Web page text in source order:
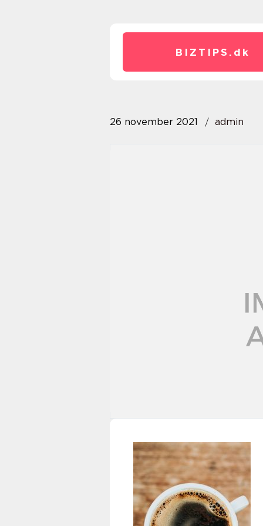
BIZTIPS. dk
26 november 2021 admin